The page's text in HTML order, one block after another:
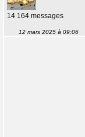
14 164 messages
12 mars 2025 à 09:06